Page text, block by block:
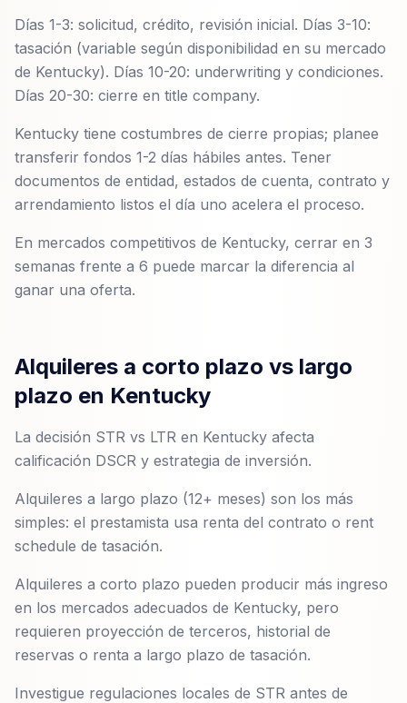
Días 1-3: solicitud, crédito, revisión inicial. Días 3-10:
tasación (variable según disponibilidad en su mercado
de Kentucky). Días 10-20: underwriting y condiciones.
Días 20-30: cierre en title company.
Kentucky tiene costumbres de cierre propias; planee
transferir fondos 1-2 días hábiles antes. Tener
documentos de entidad, estados de cuenta, contrato y
arrendamiento listos el día uno acelera el proceso.
En mercados competitivos de Kentucky, cerrar en 3
semanas frente a 6 puede marcar la diferencia al
ganar una oferta.
Alquileres a corto plazo vs largo
plazo en Kentucky
La decisión STR vs LTR en Kentucky afecta
calificación DSCR y estrategia de inversión.
Alquileres a largo plazo (12+ meses) son los más
simples: el prestamista usa renta del contrato o rent
schedule de tasación.
Alquileres a corto plazo pueden producir más ingreso
en los mercados adecuados de Kentucky, pero
requieren proyección de terceros, historial de
reservas o renta a largo plazo de tasación.
Investigue regulaciones locales de STR antes de